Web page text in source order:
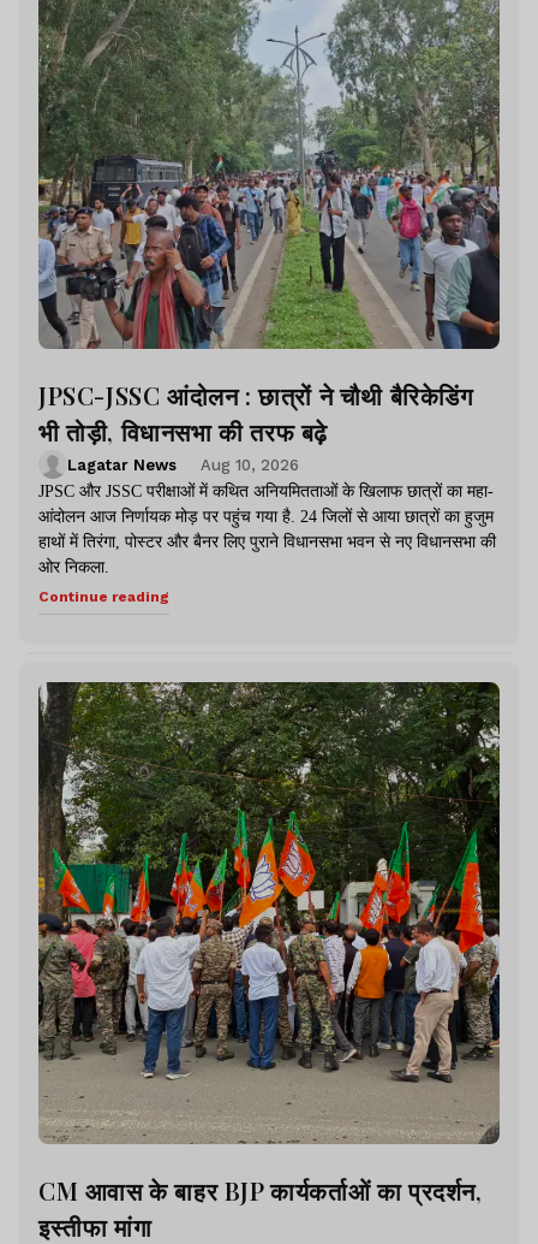
JPSC-JSSC आंदोलन : छात्रों ने चौथी बैरिकेडिंग
भी तोड़ी, विधानसभा की तरफ बढ़े
Lagatar News
Aug 10, 2026
JPSC और JSSC परीक्षाओं में कथित अनियमितताओं के खिलाफ छात्रों का महा-
आंदोलन आज निर्णायक मोड़ पर पहुंच गया है. 24 जिलों से आया छात्रों का हुजुम
हाथों में तिरंगा, पोस्टर और बैनर लिए पुराने विधानसभा भवन से नए विधानसभा की
ओर निकला.
Continue reading
CM आवास के बाहर BJP कार्यकर्ताओं का प्रदर्शन,
इस्तीफा मांगा